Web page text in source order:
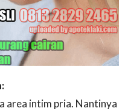
area intim pria. Nantinya